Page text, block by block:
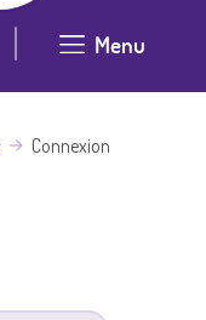
Menu
Connexion